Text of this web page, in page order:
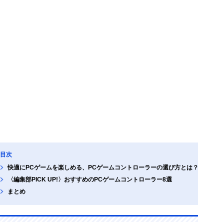
目次
快適にPCゲームを楽しめる、PCゲームコントローラーの選び方とは？
〈編集部PICK UP!〉おすすめのPCゲームコントローラー8選
まとめ